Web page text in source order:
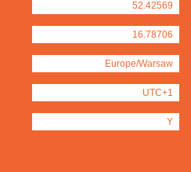
52.42569
16.78706
Europe/Warsaw
UTC+1
Y